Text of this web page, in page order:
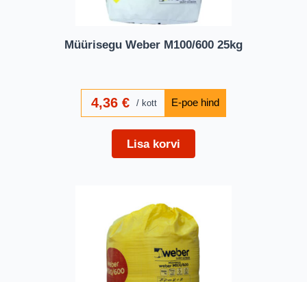
Müürisegu Weber M100/600 25kg
4,36 € kott
Lisa korvi